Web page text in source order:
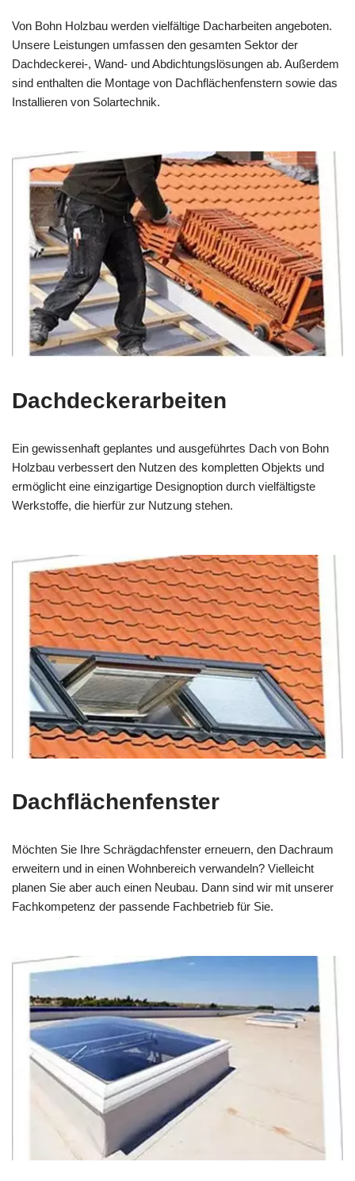
Von Bohn Holzbau werden vielfältige Dacharbeiten angeboten.
Unsere Leistungen umfassen den gesamten Sektor der
Dachdeckerei-, Wand- und Abdichtungslösungen ab. Außerdem
sind enthalten die Montage von Dachflächenfenstern sowie das
Installieren von Solartechnik.
Dachdeckerarbeiten
Ein gewissenhaft geplantes und ausgeführtes Dach von Bohn
Holzbau verbessert den Nutzen des kompletten Objekts und
ermöglicht eine einzigartige Designoption durch vielfältigste
Werkstoffe, die hierfür zur Nutzung stehen.
Dachflächenfenster
Möchten Sie Ihre Schrägdachfenster erneuern, den Dachraum
erweitern und in einen Wohnbereich verwandeln? Vielleicht
planen Sie aber auch einen Neubau. Dann sind wir mit unserer
Fachkompetenz der passende Fachbetrieb für Sie.